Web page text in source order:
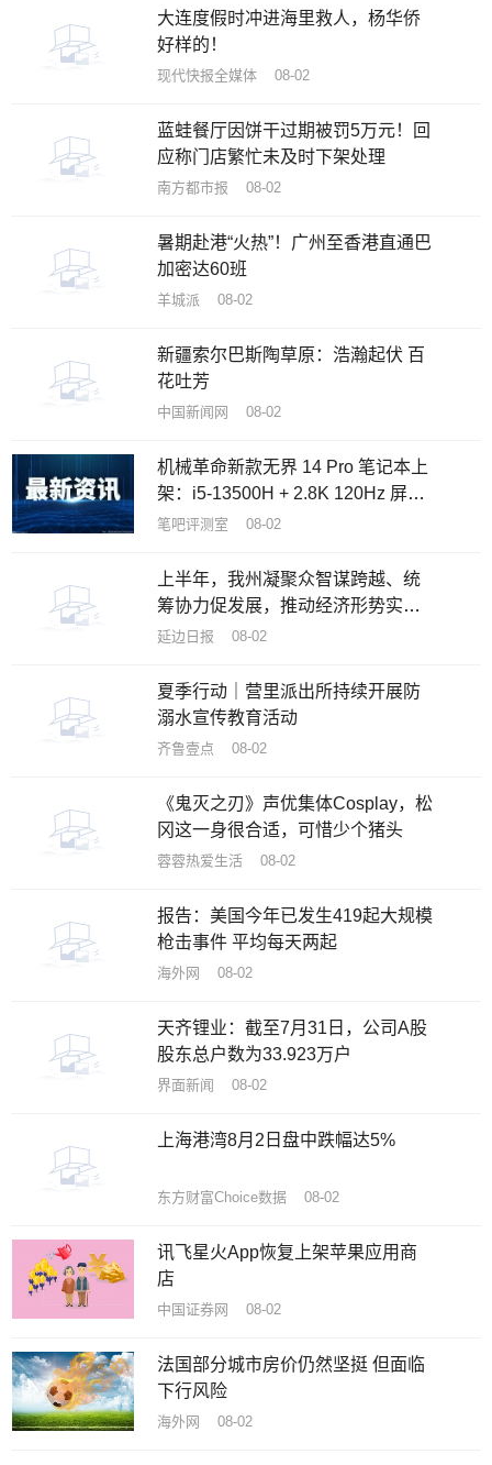
大连度假时冲进海里救人，杨华侨
好样的！
现代快报全媒体 08-02
蓝蛙餐厅因饼干过期被罚5万元！回
应称门店繁忙未及时下架处理
南方都市报 08-02
暑期赴港“火热”！广州至香港直通巴
加密达60班
羊城派 08-02
新疆索尔巴斯陶草原：浩瀚起伏 百
花吐芳
中国新闻网 08-02
机械革命新款无界 14 Pro 笔记本上
架：i5-13500H + 2.8K 120Hz 屏，
首发 3799 元
笔吧评测室 08-02
上半年，我州凝聚众智谋跨越、统
筹协力促发展，推动经济形势实现
稳中向好——奋跃而上开新局
延边日报 08-02
夏季行动｜营里派出所持续开展防
溺水宣传教育活动
齐鲁壹点 08-02
《鬼灭之刃》声优集体Cosplay，松
冈这一身很合适，可惜少个猪头
蓉蓉热爱生活 08-02
报告：美国今年已发生419起大规模
枪击事件 平均每天两起
海外网 08-02
天齐锂业：截至7月31日，公司A股
股东总户数为33.923万户
界面新闻 08-02
上海港湾8月2日盘中跌幅达5%
东方财富Choice数据 08-02
讯飞星火App恢复上架苹果应用商
店
中国证券网 08-02
法国部分城市房价仍然坚挺 但面临
下行风险
海外网 08-02